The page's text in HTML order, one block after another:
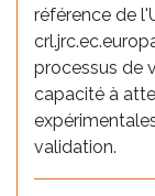
référence de
processus de
capacité à
validation.